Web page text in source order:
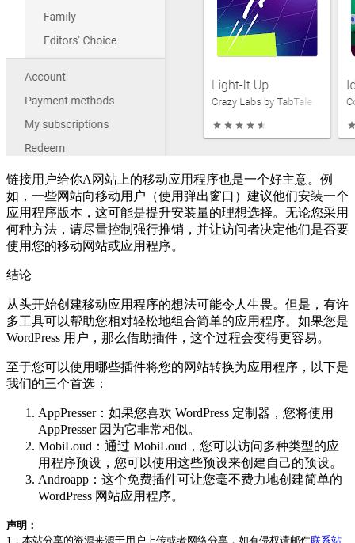
链接用户给你A网站上的移动应用程序也是一个好主意。例
如，一些网站向移动用户（使用弹出窗口）建议他们安装一个
应用程序版本，这可能是提升安装量的理想选择。无论您采用
何种方法，请尽量控制强行推销，并让访问者决定他们是否要
使用您的移动网站或应用程序。
结论
从头开始创建移动应用程序的想法可能令人生畏。但是，有许
多工具可以帮助您相对轻松地组合简单的应用程序。如果您是
WordPress 用户，那么借助插件，这个过程会变得更容易。
至于您可以使用哪些插件将您的网站转换为应用程序，以下是
我们的三个首选：
AppPresser：如果您喜欢 WordPress 定制器，您将使用
AppPresser 因为它非常相似。
MobiLoud：通过 MobiLoud，您可以访问多种类型的应
用程序预设，您可以使用这些预设来创建自己的预设。
Androapp：这个免费插件可让您毫不费力地创建简单的
WordPress 网站应用程序。
声明：
1，本站分享的资源来源于用户上传或者网络分享，如有侵权请邮件联系站